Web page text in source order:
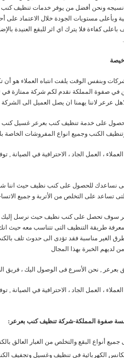
نسيجه ونحن أفضل من يوفر خدمات تنظيف
وبأعلى مستويات الجودة خلال الاعتماد على
باعلى كفاءة فلا يترك اي اثر للبقع العنيدة
وبنفس الوقت يلفت انتباه العملاء هو
في صفوة المملكة نقدم لكم شركة ممتازة
والحصول على خدمة تنظيف كنب بعرعر غسيل
الكنب وجميع انواع المفروشات الخاصة
العملاء ، العمل الجاد ، الاحترافية في
نساعدك للحصول على كنب نظيف حيث اننا
تساعد على التخلص من الأتربة و جميع
سوف تحصل على كنب نظيف حيث نرسل إليك
طريقة التنظيف التى تتناسب معه حيث
الغير مناسبة فقد تؤدى الى حدوث تلف
لديهم الخبرة بهذا المجال
, نحن الأسرع فى الوصول اليك ، فريق
العملاء ، العمل الجاد ، الاحترافية في
صفوة المملكة-شركة تنظيف كنب بعرعر:
أنواع البقع والتخلص من الغبار العالق
الكهربائية فى تنظيف وغسيل وتجفيف